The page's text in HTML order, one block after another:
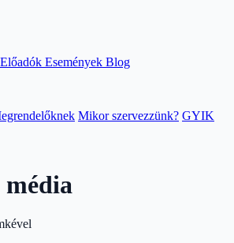
Előadók Események Blog
Mikor szervezzünk? GYIK
média